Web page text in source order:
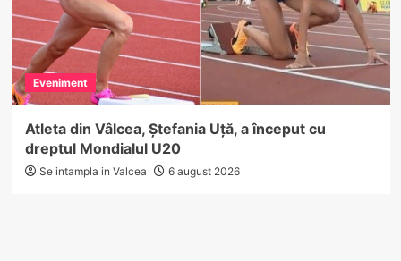
Eveniment
Atleta din Vâlcea, Ștefania Uță, a început cu
dreptul Mondialul U20
Se intampla in Valcea 6 august 2026